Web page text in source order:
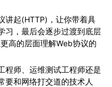
讲起(HTTP)，让你带着具
习，最后会逐步过渡到底层
高的层面理解Web协议的
程师、运维测试工程师还是
要和网络打交道的技术人